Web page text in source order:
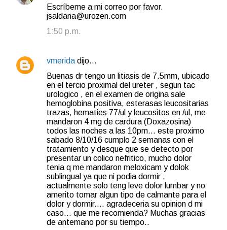
Escríbeme a mi correo por favor.
jsaldana@urozen.com
1:50 p.m.
vmerida dijo…
Buenas dr tengo un litiasis de 7.5mm, ubicado
en el tercio proximal del ureter , segun tac
urologico , en el examen de origina sale
hemoglobina positiva, esterasas leucositarias
trazas, hematies 77/ul y leucositos en /ul, me
mandaron 4 mg de cardura (Doxazosina)
todos las noches a las 10pm... este proximo
sabado 8/10/16 cumplo 2 semanas con el
tratamiento y desque que se detecto por
presentar un colico nefritico, mucho dolor
tenia q me mandaron meloxicam y dolok
sublingual ya que ni podia dormir ,
actualmente solo teng leve dolor lumbar y no
amerito tomar algun tipo de calmante para el
dolor y dormir.... agradeceria su opinion d mi
caso... que me recomienda? Muchas gracias
de antemano por su tiempo..